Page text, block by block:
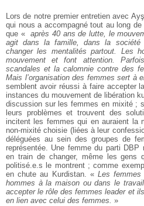
Lors de notre premier entretien avec
qui nous a accompagné tout au long
que « après 40 ans de lutte, le
agit dans la famille, dans la société
changer les mentalités partout. Les
mouvement et font attention.
scandales et la calomnie contre des
Mais l’organisation des femmes sert à
semblent avoir réussi à faire accepter
instances du mouvement de libération
discussion sur les femmes en mixité ;
leurs problèmes et trouvent des
incitent les femmes qui en auraient la
non-mixité choisie (liées à leur
déléguées au sein des groupes de
représentée. Une femme du parti
en train de changer, même les gens
politisé.e.s le montrent ; comme
en chute au Kurdistan. « Les
hommes à la maison ou dans le
accepter le rôle des femmes leader et
en lien avec celui des femmes. »